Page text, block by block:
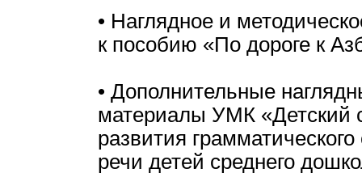
• Наглядное и
к пособию «По дороге к
• Дополнительные
материалы УМК «Детский
развития
речи детей среднего